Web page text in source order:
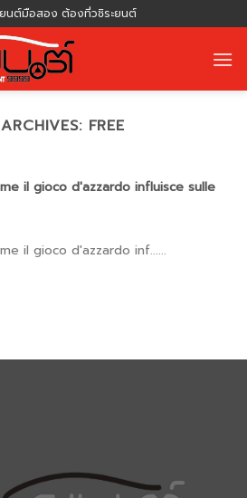
นต์มือสอง ต้องที่วชิระยนต์
FREE
il gioco d'azzardo influisce sulle
il gioco d'azzardo inf......